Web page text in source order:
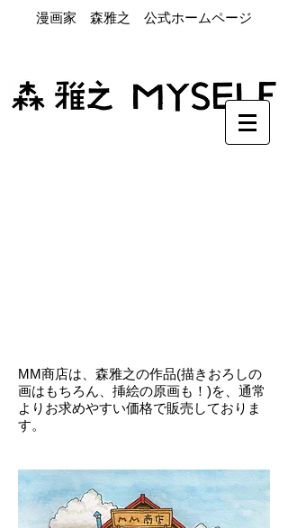
漫画家 森雅之 公式ホームページ
MM商店は、森雅之の作品(描きおろしの
画はもちろん、挿絵の原画も！)を、通常
よりお求めやすい価格で販売しておりま
す。